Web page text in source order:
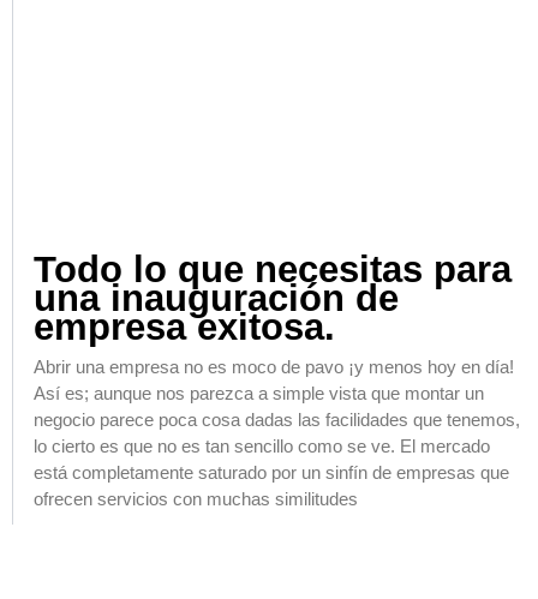
Todo lo que necesitas para
una inauguración de
empresa exitosa.
Abrir una empresa no es moco de pavo ¡y menos hoy en día!
Así es; aunque nos parezca a simple vista que montar un
negocio parece poca cosa dadas las facilidades que tenemos,
lo cierto es que no es tan sencillo como se ve. El mercado
está completamente saturado por un sinfín de empresas que
ofrecen servicios con muchas similitudes